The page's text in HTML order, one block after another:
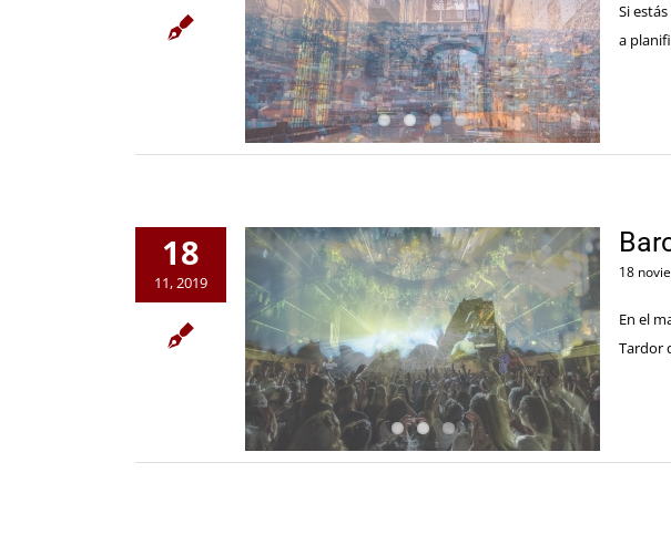
Si
a
18
11, 2019
18
En el
Tardor